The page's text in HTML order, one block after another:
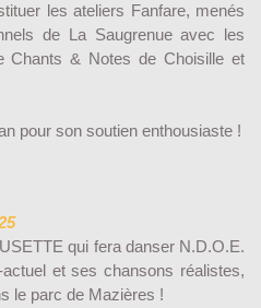
les ateliers Fanfare, menés
de La Saugrenue avec les
Chants & Notes de Choisille et
pour son soutien enthousiaste !
qui fera danser N.D.O.E.
et ses chansons réalistes,
le parc de Mazières !